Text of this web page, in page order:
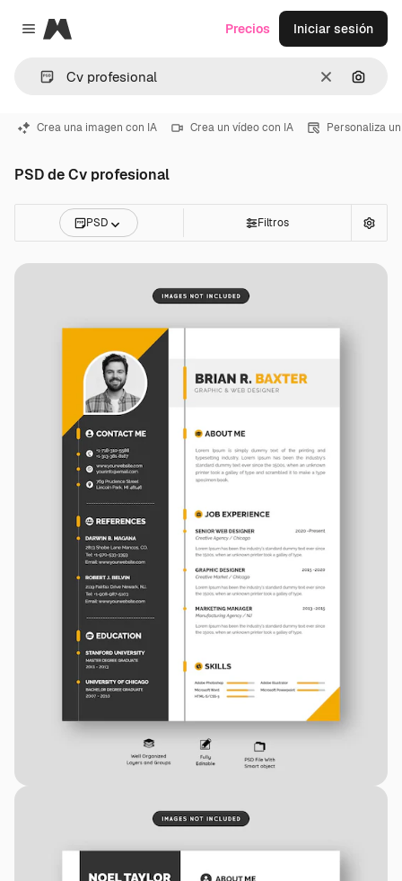
Close menu
Magnific
Borrar
Precios Iniciar sesión
Crea una imagen con IA Crea un vídeo con IA Personaliza
PSD de Cv profesional
PSD Filtros